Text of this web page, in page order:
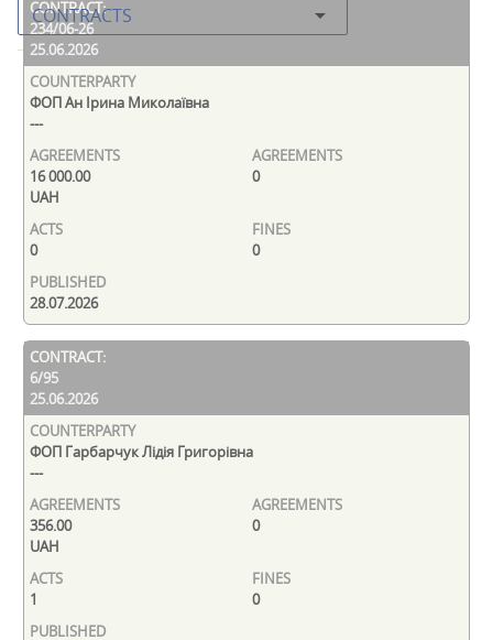
CONTRACTS arrow_drop_down
234/06-26
25.06.2026
ФОП Ан Ірина Миколаївна
---
16 000.00
UAH
0
0 0
28.07.2026
6/95
25.06.2026
ФОП Гарбарчук Лідія Григорівна
---
356.00
UAH
0
1 0